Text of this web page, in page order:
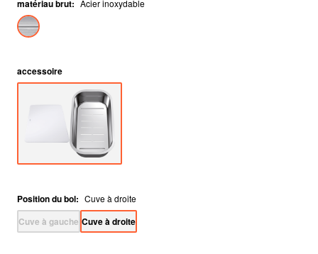
élégamment intégrés et très faciles à entretenir
matériau brut: Acier inoxydable
accessoire
Position du bol: Cuve à droite
Cuve à gauche Cuve à droite